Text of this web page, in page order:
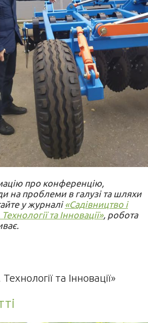
про конференцію,
на проблеми в галузі та шляхи
у журналі «Садівництво і
та Інновації», робота
та Інновації»